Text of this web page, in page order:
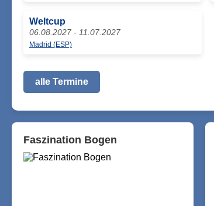
Weltcup
06.08.2027 - 11.07.2027
Madrid (ESP)
alle Termine
Faszination Bogen